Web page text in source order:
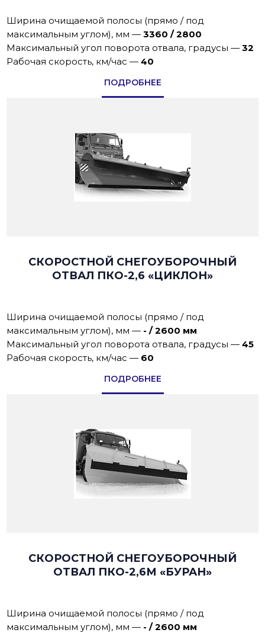
Ширина очищаемой полосы (прямо / под
максимальным углом), мм—3360 / 2800
Максимальный угол поворота отвала, градусы —32
Рабoчая скoрoсть, км/час —40
ПОДРОБНЕЕ
СКОРОСТНОЙ СНЕГОУБОРОЧНЫЙ
ОТВАЛ ПКО-2,6 «ЦИКЛОН»
Ширина очищаемой полосы (прямо / под
максимальным углом), мм — - / 2600 мм
Максимальный угол поворота отвала, градусы —45
Рабoчая скoрoсть, км/час — 60
ПОДРОБНЕЕ
СКОРОСТНОЙ СНЕГОУБОРОЧНЫЙ
ОТВАЛ ПКО-2,6М «БУРАН»
Ширина очищаемой полосы (прямо / под
максимальным углом), мм — - / 2600 мм